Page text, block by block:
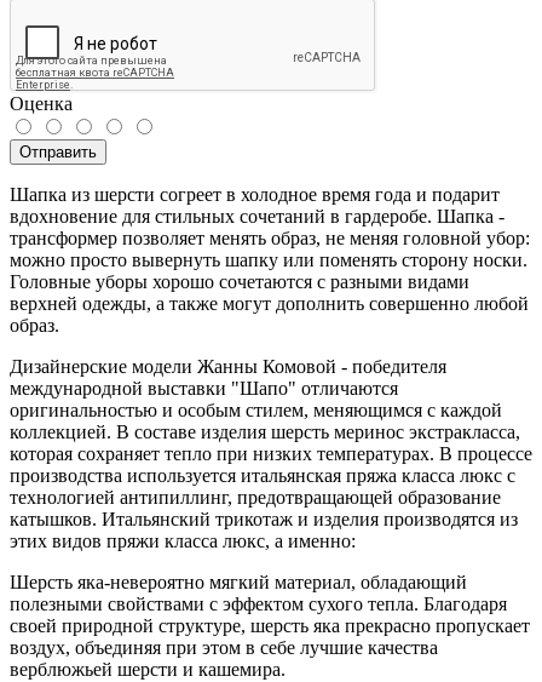
Оценка
Отправить
Шапка из шерсти согреет в холодное время года и подарит
вдохновение для стильных сочетаний в гардеробе. Шапка -
трансформер позволяет менять образ, не меняя головной убор:
можно просто вывернуть шапку или поменять сторону носки.
Головные уборы хорошо сочетаются с разными видами
верхней одежды, а также могут дополнить совершенно любой
образ.
Дизайнерские модели Жанны Комовой - победителя
международной выставки "Шапо" отличаются
оригинальностью и особым стилем, меняющимся с каждой
коллекцией. В составе изделия шерсть меринос экстракласса,
которая сохраняет тепло при низких температурах. В процессе
производства используется итальянская пряжа класса люкс с
технологией антипиллинг, предотвращающей образование
катышков. Итальянский трикотаж и изделия производятся из
этих видов пряжи класса люкс, а именно:
Шерсть яка-невероятно мягкий материал, обладающий
полезными свойствами с эффектом сухого тепла. Благодаря
своей природной структуре, шерсть яка прекрасно пропускает
воздух, объединяя при этом в себе лучшие качества
верблюжьей шерсти и кашемира.